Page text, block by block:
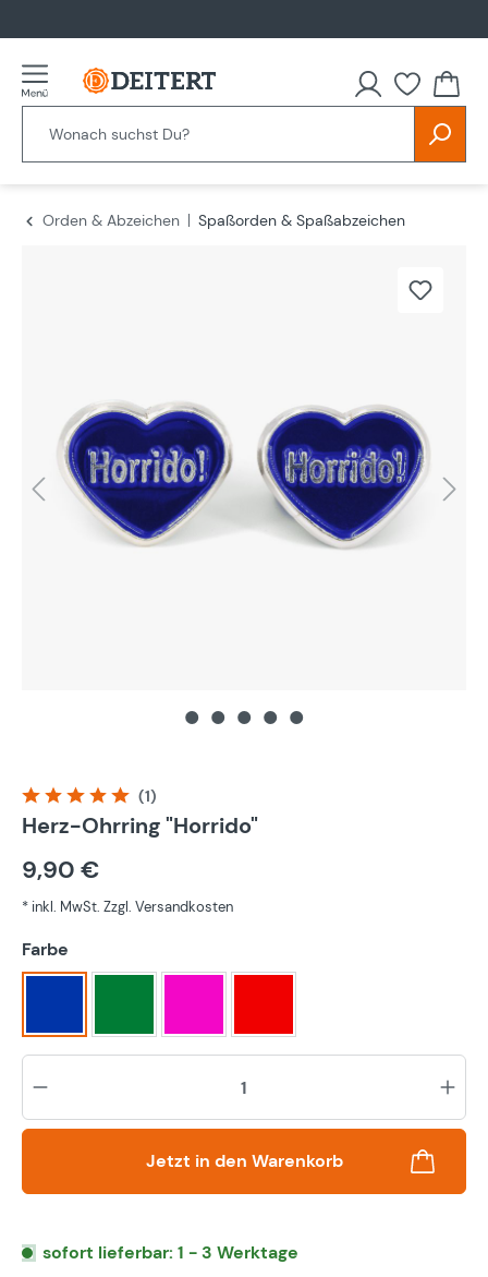
Orden & Abzeichen
Spaßorden & Spaßabzeichen
Durchschnittliche Bewertung von 5 von 5 Sternen
(1)
Herz-Ohrring "Horrido"
9,90 €
* inkl. MwSt. Zzgl. Versandkosten
Farbe
Jetzt in den Warenkorb
sofort lieferbar: 1 - 3 Werktage